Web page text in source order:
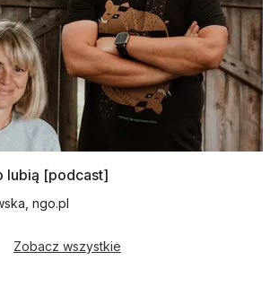
lubią [podcast]
ngo.pl
Zobacz wszystkie